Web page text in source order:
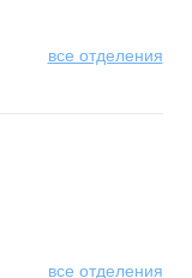
все отделения
все отделения